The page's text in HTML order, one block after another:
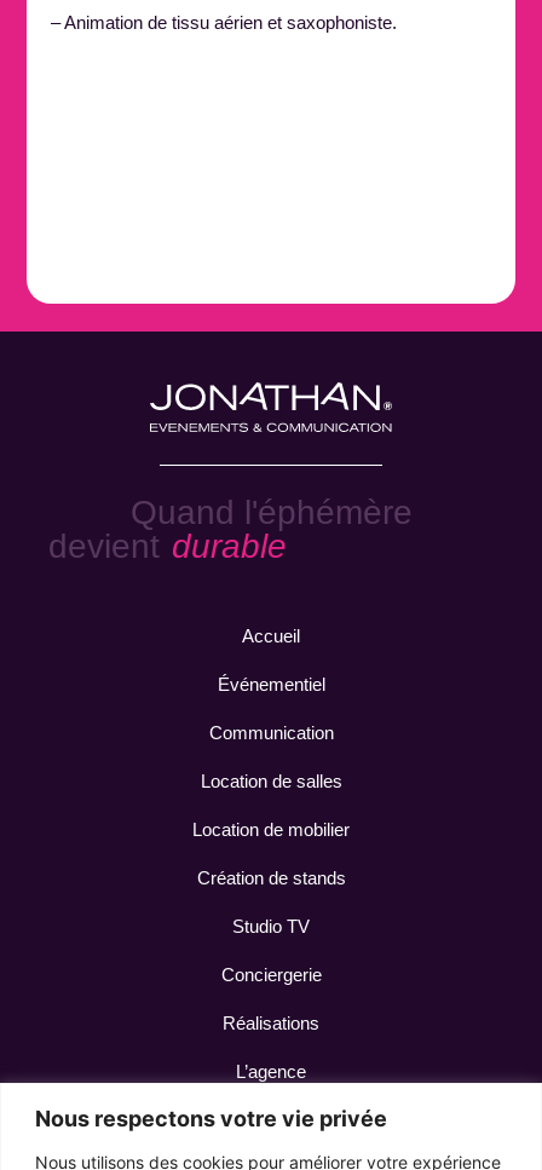
Nous respectons votre vie privée
Nous utilisons des cookies pour améliorer votre expérience
– Animation de tissu aérien et saxophoniste.
Quand l'éphémère
devient durable
Accueil
Événementiel
Communication
Location de salles
Location de mobilier
Création de stands
Studio TV
Conciergerie
Réalisations
L’agence
Contact